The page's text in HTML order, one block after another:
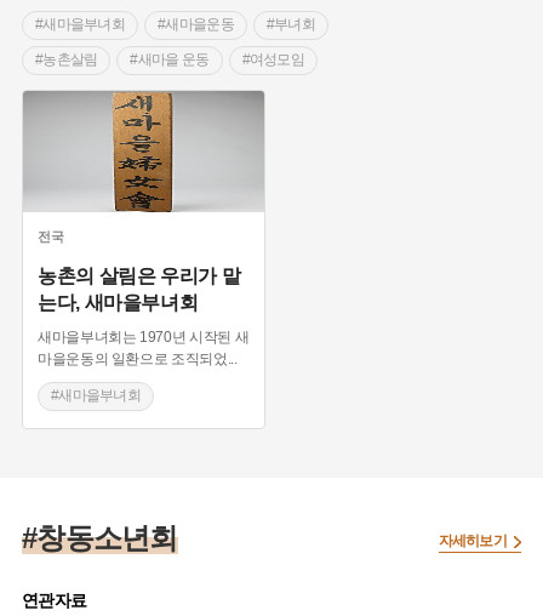
#새마을부녀회
#새마을운동 #부녀회
#농촌살림 #새마을 운동 #여성모임
전국
농촌의 살림은 우리가 맡
는다, 새마을부녀회
새마을부녀회는 1970년 시작된 새
마을운동의 일환으로 조직되었 ...
#새마을부녀회
#새마을운동 #부녀회
#창동소년회
연관자료
자세히보기